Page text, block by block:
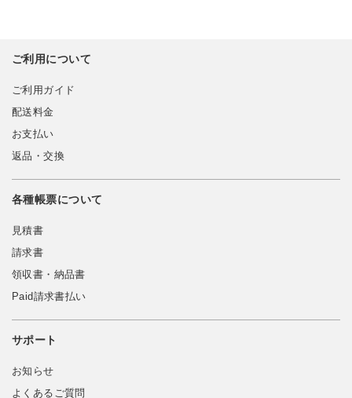
ご利用について
ご利用ガイド
配送料金
お支払い
返品・交換
各種帳票について
見積書
請求書
領収書・納品書
Paid請求書払い
サポート
お知らせ
よくあるご質問